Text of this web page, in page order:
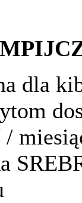
dla